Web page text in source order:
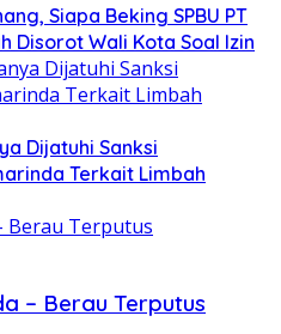
Siapa Beking SPBU PT
Disorot Wali Kota Soal Izin
Dijatuhi Sanksi
Terkait Limbah
– Berau Terputus